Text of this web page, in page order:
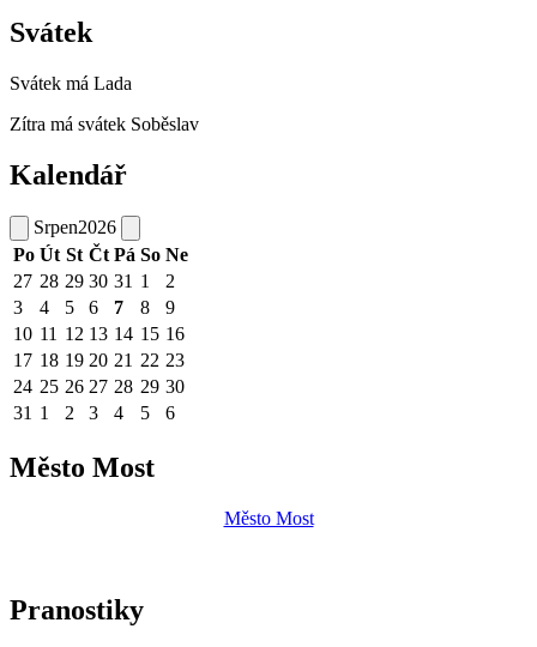
Svátek
Svátek má Lada
Zítra má svátek Soběslav
Kalendář
Srpen2026
Po Út St Čt Pá So Ne
27 28 29 30 31 1
2
3
4 5 6 7 8
9
10 11 12 13 14 15 16
17 18 19 20 21 22 23
24 25 26 27 28 29 30
31 1 2 3 4 5 6
Město Most
Město Most
Pranostiky